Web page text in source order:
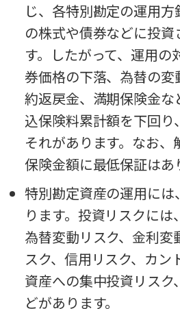
じ、各特別勘定の運用
の株式や債券などに投
す。したがって、運用の
券価格の下落、為替の
約返戻金、満期保険金
込保険料累計額を下回り
それがあります。なお
保険金額に最低保証はあ
特別勘定資産の運用には
ります。投資リスクには
為替変動リスク、金利変
スク、信用リスク、カン
資産への集中投資リスク
どがあります。